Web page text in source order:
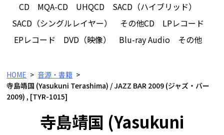
CD MQA-CD UHQCD
SACD（ハイブリッド）
SACD（シングルレイヤー）
その他CD
LPレコード
EPレコード
DVD（映像） Blu-ray Audio その他
HOME
音源・書籍
寺島靖国 (Yasukuni Terashima) / JAZZ BAR 2009 (ジャズ・バー
2009) , [TYR-1015]
寺島靖国 (Yasukuni